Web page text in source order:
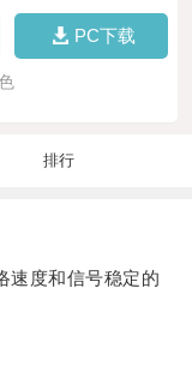
PC下载
排行
度和信号稳定的